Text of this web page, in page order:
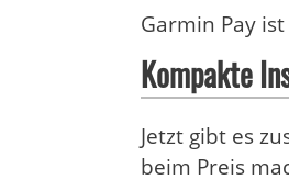
Garmin Pay
Kompakte
Jetzt gibt es
beim Preis